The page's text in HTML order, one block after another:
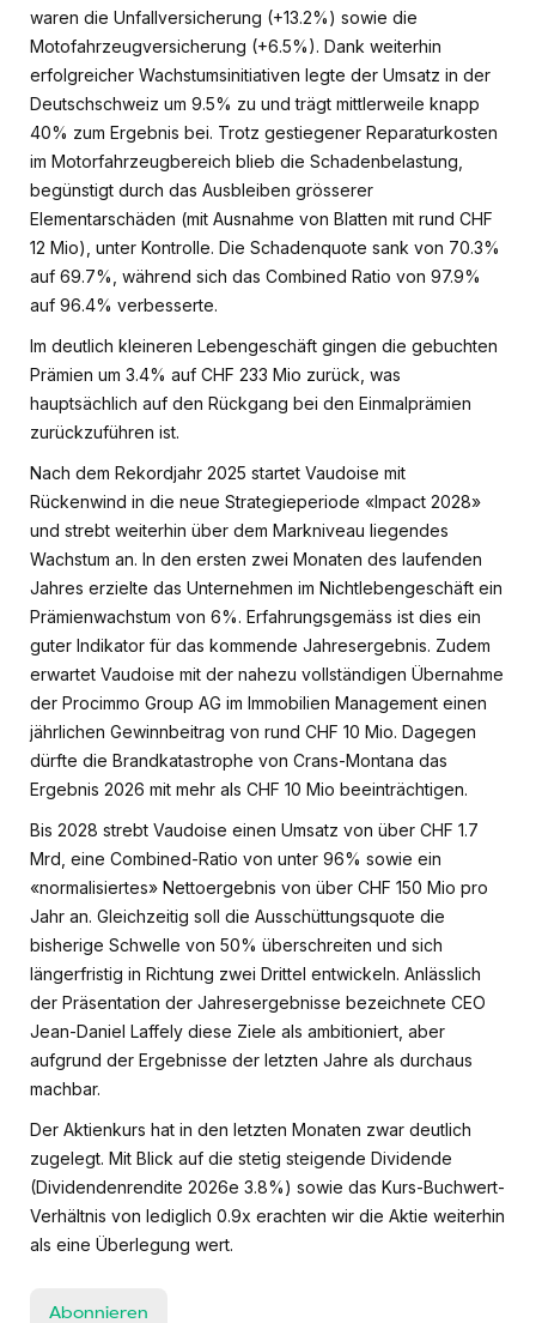
waren die Unfallversicherung (+13.2%) sowie die
Motofahrzeugversicherung (+6.5%). Dank weiterhin
erfolgreicher Wachstumsinitiativen legte der Umsatz in der
Deutschschweiz um 9.5% zu und trägt mittlerweile knapp
40% zum Ergebnis bei. Trotz gestiegener Reparaturkosten
im Motorfahrzeugbereich blieb die Schadenbelastung,
begünstigt durch das Ausbleiben grösserer
Elementarschäden (mit Ausnahme von Blatten mit rund CHF
12 Mio), unter Kontrolle. Die Schadenquote sank von 70.3%
auf 69.7%, während sich das Combined Ratio von 97.9%
auf 96.4% verbesserte.
Im deutlich kleineren Lebengeschäft gingen die gebuchten
Prämien um 3.4% auf CHF 233 Mio zurück, was
hauptsächlich auf den Rückgang bei den Einmalprämien
zurückzuführen ist.
Nach dem Rekordjahr 2025 startet Vaudoise mit
Rückenwind in die neue Strategieperiode «Impact 2028»
und strebt weiterhin über dem Markniveau liegendes
Wachstum an. In den ersten zwei Monaten des laufenden
Jahres erzielte das Unternehmen im Nichtlebengeschäft ein
Prämienwachstum von 6%. Erfahrungsgemäss ist dies ein
guter Indikator für das kommende Jahresergebnis. Zudem
erwartet Vaudoise mit der nahezu vollständigen Übernahme
der Procimmo Group AG im Immobilien Management einen
jährlichen Gewinnbeitrag von rund CHF 10 Mio. Dagegen
dürfte die Brandkatastrophe von Crans-Montana das
Ergebnis 2026 mit mehr als CHF 10 Mio beeinträchtigen.
Bis 2028 strebt Vaudoise einen Umsatz von über CHF 1.7
Mrd, eine Combined-Ratio von unter 96% sowie ein
«normalisiertes» Nettoergebnis von über CHF 150 Mio pro
Jahr an. Gleichzeitig soll die Ausschüttungsquote die
bisherige Schwelle von 50% überschreiten und sich
längerfristig in Richtung zwei Drittel entwickeln. Anlässlich
der Präsentation der Jahresergebnisse bezeichnete CEO
Jean-Daniel Laffely diese Ziele als ambitioniert, aber
aufgrund der Ergebnisse der letzten Jahre als durchaus
machbar.
Der Aktienkurs hat in den letzten Monaten zwar deutlich
zugelegt. Mit Blick auf die stetig steigende Dividende
(Dividendenrendite 2026e 3.8%) sowie das Kurs-Buchwert-
Verhältnis von lediglich 0.9x erachten wir die Aktie weiterhin
als eine Überlegung wert.
Abonnieren